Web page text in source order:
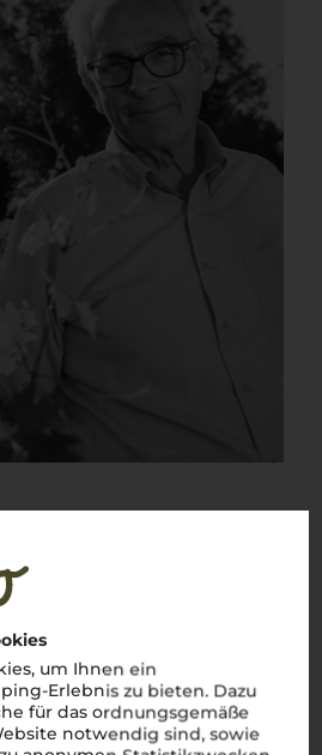
um Ihnen ein
Erlebnis zu bieten. Dazu
für das ordnungsgemäße
notwendig sind, sowie
DOC
Primitivo, der Tradition und
möchte, muss unbedingt den
Dieservino rosso, der tief im
Region Apulien,